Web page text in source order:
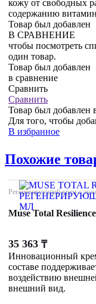
кожу от свободных
содержанию
Товар был добавлен
В СРАВНЕНИЕ
чтобы посмотреть
один товар.
Товар был добавлен
в сравнение
Сравнить
Сравнить
Товар был добавлен
Для того, чтобы
В избранное
Похожие
Регенерирующий крем с
Muse Total
35 363 ₸
Инновационный
составе
воздействию
внешний вид.